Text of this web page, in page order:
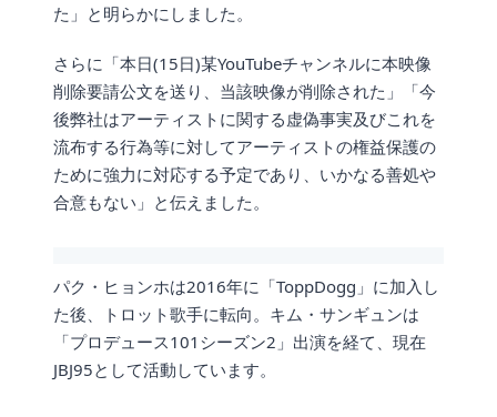
た」と明らかにしました。
さらに「本日(15日)某YouTubeチャンネルに本映像
削除要請公文を送り、当該映像が削除された」「今
後弊社はアーティストに関する虚偽事実及びこれを
流布する行為等に対してアーティストの権益保護の
ために強力に対応する予定であり、いかなる善処や
合意もない」と伝えました。
パク・ヒョンホは2016年に「ToppDogg」に加入し
た後、トロット歌手に転向。キム・サンギュンは
「プロデュース101シーズン2」出演を経て、現在
JBJ95として活動しています。